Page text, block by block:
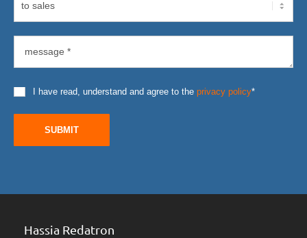
I have read, understand and agree to the privacy policy*
SUBMIT
Hassia Redatron